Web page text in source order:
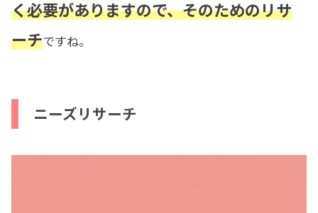
く必要がありますので、そのためのリサ
ーチですね。
ニーズリサーチ